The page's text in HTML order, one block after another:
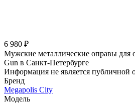
6 980 ₽
Мужские металлические оправы для
Gun в Санкт-Петербурге
Информация не является публичной
Бренд
Megapolis City
Модель